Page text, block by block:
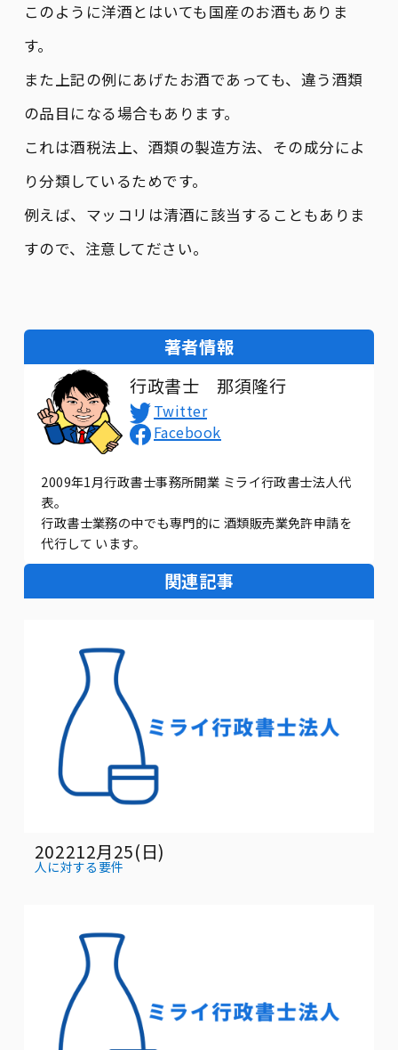
このように洋酒とはいても国産のお酒もありま
す。
また上記の例にあげたお酒であっても、違う酒類
の品目になる場合もあります。
これは酒税法上、酒類の製造方法、その成分によ
り分類しているためです。
例えば、マッコリは清酒に該当することもありま
すので、注意してださい。
著者情報
行政書士 那須隆行
Twitter
Facebook
2009年1月行政書士事務所開業 ミライ行政書士法人代
表。
行政書士業務の中でも専門的に 酒類販売業免許申請を
代行して います。
関連記事
202212月25(日)
人に対する要件